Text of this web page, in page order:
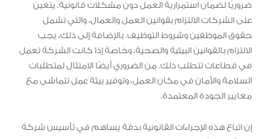
ضروريًا لضمان استمرارية العمل دون مشكلات قانونية. يتعين
على الشركات الالتزام بقوانين العمل والعمال، والتي تشمل
حقوق الموظفين وشروط التوظيف. بالإضافة إلى ذلك، يجب
الالتزام بالقوانين البيئية والصحية، وخاصة إذا كانت الشركة تعمل
في قطاعات تتطلب ذلك. من الضروري أيضًا الامتثال لمتطلبات
السلامة والأمان في مكان العمل، وتوفير بيئة عمل تتماشى مع
معايير الجودة المعتمدة.
إن اتباع هذه الإجراءات القانونية بدقة يساهم في تأسيس شركة